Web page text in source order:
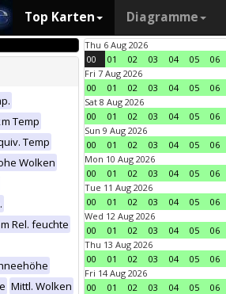
Top Karten Diagramme
Temp
Temp
Wolken
Rel. feuchte
Mittl. Wolken
Thu 6 Aug 2026
00
01 02 03 04 05 06
Fri 7 Aug 2026
00
01 02 03 04 05 06
Sat 8 Aug 2026
00
01 02 03 04 05 06
Sun 9 Aug 2026
00
01 02 03 04 05 06
Mon 10 Aug 2026
00
01 02 03 04 05 06
Tue 11 Aug 2026
00
01 02 03 04 05 06
Wed 12 Aug 2026
00
01 02 03 04 05 06
Thu 13 Aug 2026
00
01 02 03 04 05 06
Fri 14 Aug 2026
00
01 02 03 04 05 06